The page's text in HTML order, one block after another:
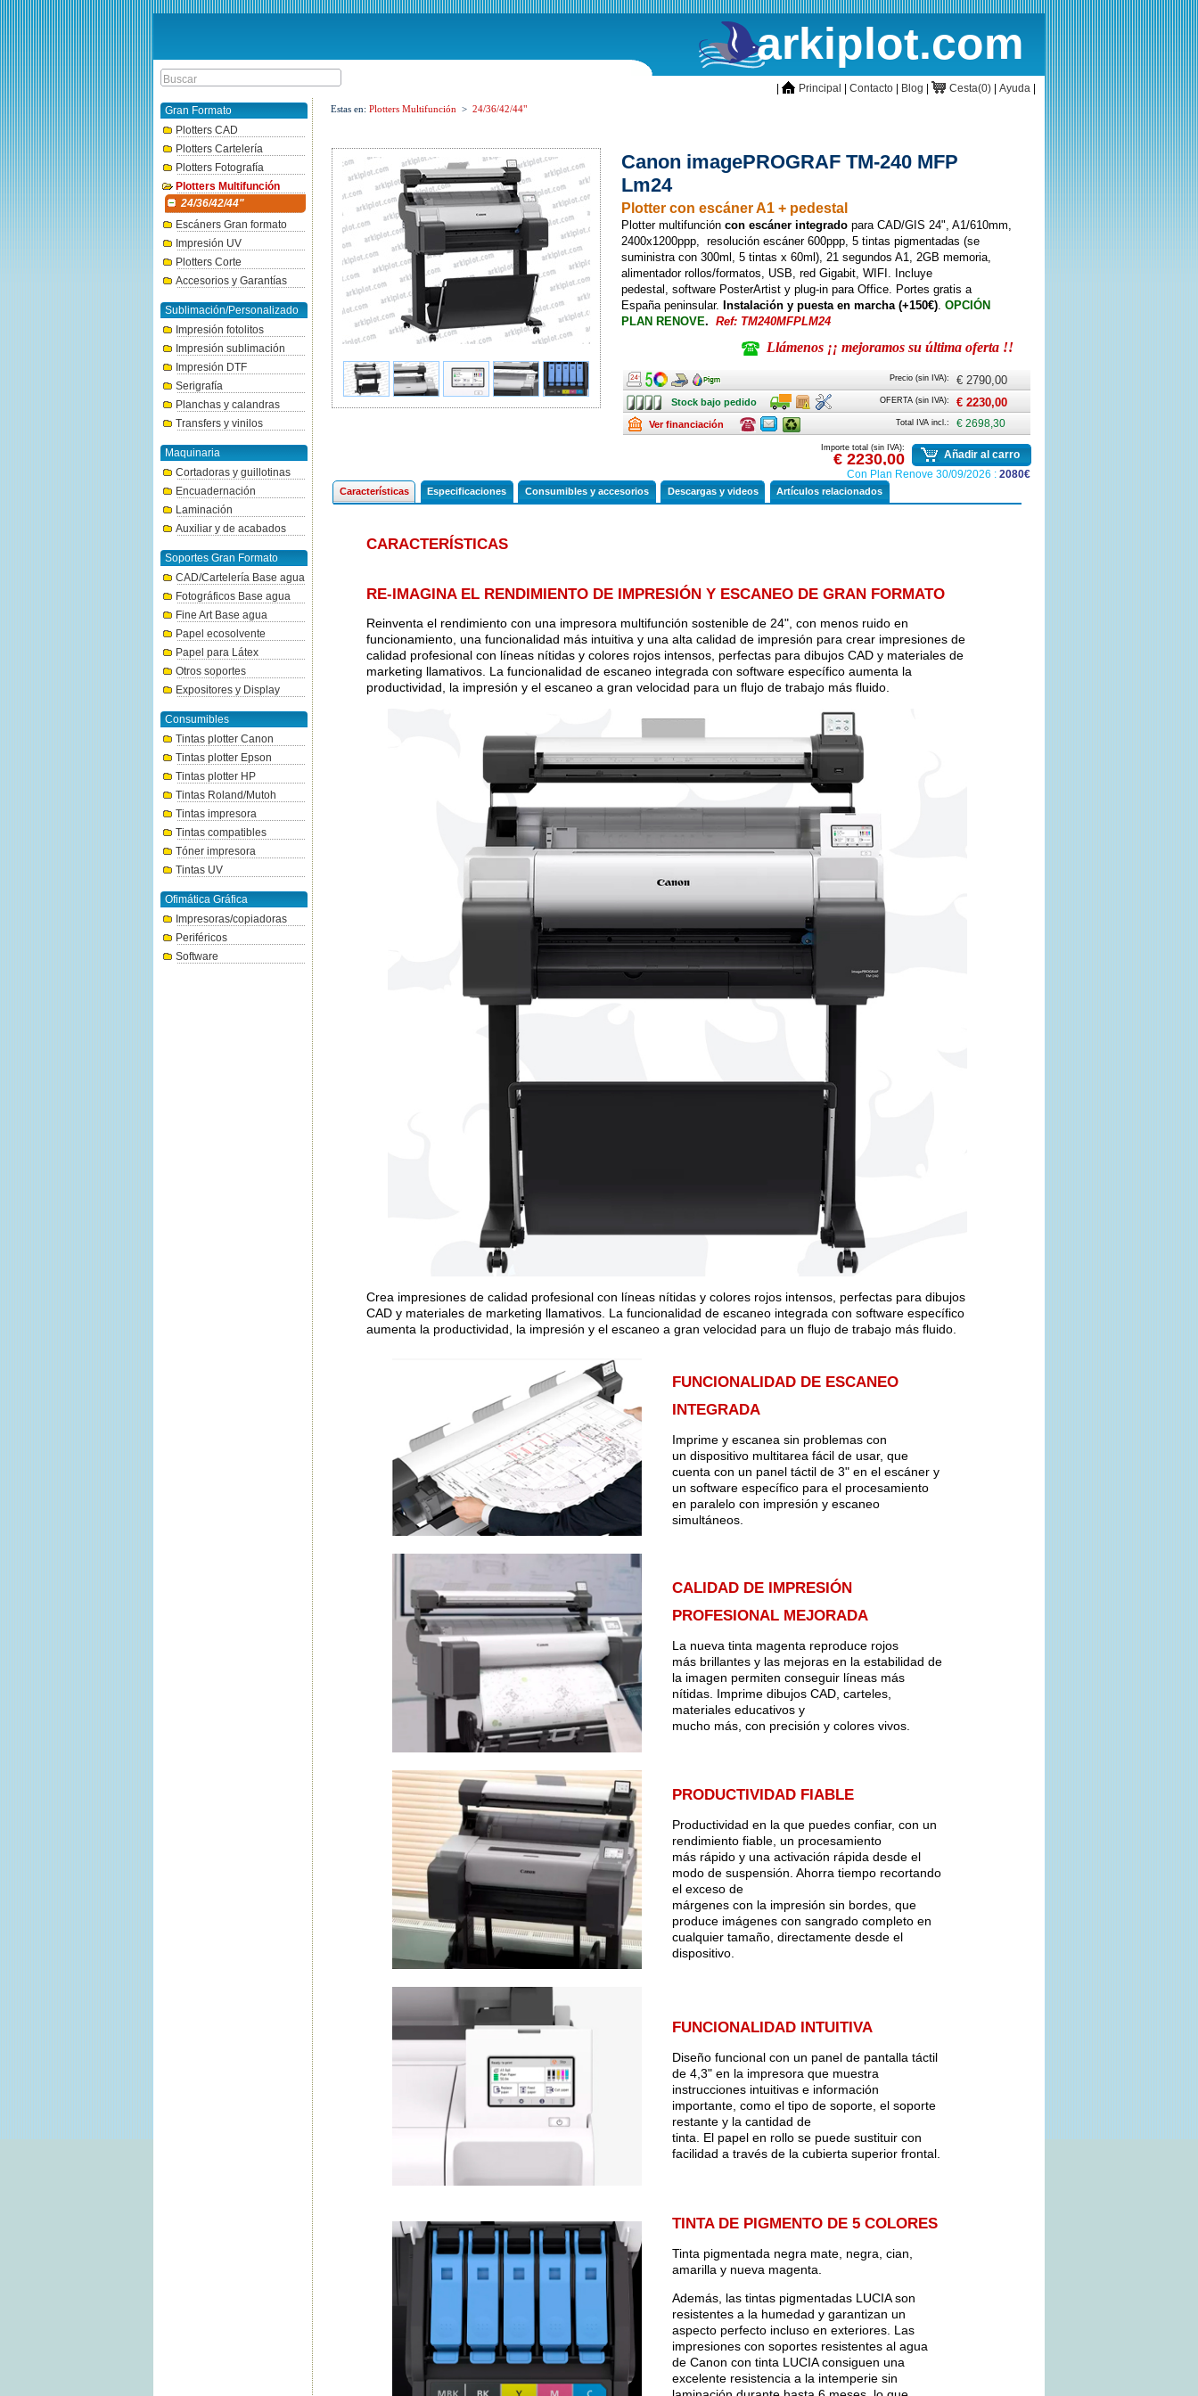
arkiplot.com
inicioPrincipal Contacto Blog CestaCesta(0) Ayuda
Gran Formato
Plotters CAD
Plotters Cartelería
Plotters Fotografía
Plotters Multifunción
24/36/42/44"
Escáners Gran formato
Impresión UV
Plotters Corte
Accesorios y Garantías
Sublimación/Personalizado
Impresión fotolitos
Impresión sublimación
Impresión DTF
Serigrafía
Planchas y calandras
Transfers y vinilos
Maquinaria
Cortadoras y guillotinas
Encuadernación
Laminación
Auxiliar y de acabados
Soportes Gran Formato
CAD/Cartelería Base agua
Fotográficos Base agua
Fine Art Base agua
Papel ecosolvente
Papel para Látex
Otros soportes
Expositores y Display
Consumibles
Tintas plotter Canon
Tintas plotter Epson
Tintas plotter HP
Tintas Roland/Mutoh
Tintas impresora
Tintas compatibles
Tóner impresora
Tintas UV
Ofimática Gráfica
Impresoras/copiadoras
Periféricos
Software
Estas en: Plotters Multifunción > 24/36/42/44"
Canon imagePROGRAF TM-240 MFP
Lm24
Plotter con escáner A1 + pedestal
Plotter multifunción con escáner integradopara CAD/GIS 24", A1/610mm,
2400x1200ppp, resolución escáner 600ppp, 5 tintas pigmentadas (se
suministra con 300ml, 5 tintas x 60ml), 21 segundos A1, 2GB memoria,
alimentador rollos/formatos, USB, red Gigabit, WIFI. Incluye
pedestal, software PosterArtist y plug-in para Office. Portes gratis a
España peninsular. Instalación y puesta en marcha (+150€). OPCIÓN
PLAN RENOVE. Ref: TM240MFPLM24
Llámenos ¡¡ mejoramos su última oferta !!
AnchoAncho Ancho Ancho Precio (sin IVA): € 2790,00
Stock
bajo
Stock bajo pedido Transporte
Caja Instalación OFERTA (sin IVA): € 2230,00
RentingVer financiación
Consulte
ofertas
Consulte
ofertas
Plan
Renove
Total IVA incl.: € 2698,30
Importe total (sin IVA):
€ 2230,00
Añadir al carro
Con Plan Renove 30/09/2026 : 2080€
Características Especificaciones Consumibles y accesorios Descargas y videos Artículos relacionados
CARACTERÍSTICAS
RE-IMAGINA EL RENDIMIENTO DE IMPRESIÓN Y ESCANEO DE GRAN FORMATO
Reinventa el rendimiento con una impresora multifunción sostenible de 24", con menos ruido en
funcionamiento, una funcionalidad más intuitiva y una alta calidad de impresión para crear impresiones de
calidad profesional con líneas nítidas y colores rojos intensos, perfectas para dibujos CAD y materiales de
marketing llamativos. La funcionalidad de escaneo integrada con software específico aumenta la
productividad, la impresión y el escaneo a gran velocidad para un flujo de trabajo más fluido.
Crea impresiones de calidad profesional con líneas nítidas y colores rojos intensos, perfectas para dibujos
CAD y materiales de marketing llamativos. La funcionalidad de escaneo integrada con software específico
aumenta la productividad, la impresión y el escaneo a gran velocidad para un flujo de trabajo más fluido.
FUNCIONALIDAD DE ESCANEO
INTEGRADA
Imprime y escanea sin problemas con
un dispositivo multitarea fácil de usar, que
cuenta con un panel táctil de 3" en el escáner y
un software específico para el procesamiento
en paralelo con impresión y escaneo
simultáneos.
CALIDAD DE IMPRESIÓN
PROFESIONAL MEJORADA
La nueva tinta magenta reproduce rojos
más brillantes y las mejoras en la estabilidad de
la imagen permiten conseguir líneas más
nítidas. Imprime dibujos CAD, carteles,
materiales educativos y
mucho más, con precisión y colores vivos.
PRODUCTIVIDAD FIABLE
Productividad en la que puedes confiar, con un
rendimiento fiable, un procesamiento
más rápido y una activación rápida desde el
modo de suspensión. Ahorra tiempo recortando
el exceso de
márgenes con la impresión sin bordes, que
produce imágenes con sangrado completo en
cualquier tamaño, directamente desde el
dispositivo.
FUNCIONALIDAD INTUITIVA
Diseño funcional con un panel de pantalla táctil
de 4,3" en la impresora que muestra
instrucciones intuitivas e información
importante, como el tipo de soporte, el soporte
restante y la cantidad de
tinta. El papel en rollo se puede sustituir con
facilidad a través de la cubierta superior frontal.
TINTA DE PIGMENTO DE 5 COLORES
Tinta pigmentada negra mate, negra, cian,
amarilla y nueva magenta.
Además, las tintas pigmentadas LUCIA son
resistentes a la humedad y garantizan un
aspecto perfecto incluso en exteriores. Las
impresiones con soportes resistentes al agua
de Canon con tinta LUCIA consiguen una
excelente resistencia a la intemperie sin